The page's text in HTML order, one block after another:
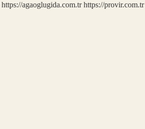
https://agaoglugida.com.tr https://provir.com.tr